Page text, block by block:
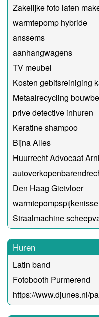
Zakelijke foto laten
warmtepomp hybride
anssems
aanhangwagens
TV meubel
Kosten gebitsreiniging
Metaalrecycling
prive detective inhuren
Keratine shampoo
Bijna Alles
Huurrecht Advocaat
Den Haag Gietvloer
Straalmachine
Huren
Latin band
Fotobooth Purmerend
https://www.djunes.nl/